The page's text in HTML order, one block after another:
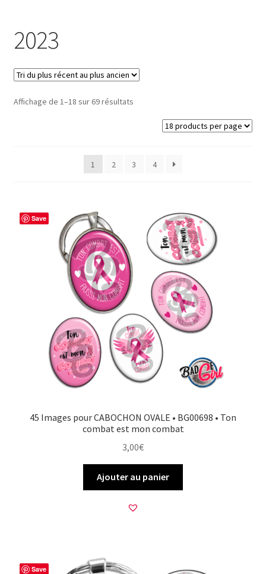
#2771 (pas de titre)
#5610 (pas de titre)
#5740 (pas de titre)
Conditions Générales de Vente
Wishlist
Politique de Confidentialité
Validation de la commande
2023
Affichage de 1–18 sur 69 résultatsTrié
plus
1 2 3 4
Save
45 Images pour CABOCHON OVALE • BG00698 • Ton
combat est mon combat
3,00€
Ajouter au panier
Save